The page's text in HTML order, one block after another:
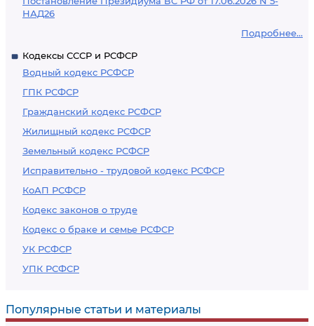
НАД26
Подробнее...
Кодексы СССР и РСФСР
Водный кодекс РСФСР
ГПК РСФСР
Гражданский кодекс РСФСР
Жилищный кодекс РСФСР
Земельный кодекс РСФСР
Исправительно - трудовой кодекс РСФСР
КоАП РСФСР
Кодекс законов о труде
Кодекс о браке и семье РСФСР
УК РСФСР
УПК РСФСР
Популярные статьи и материалы